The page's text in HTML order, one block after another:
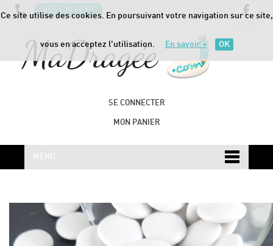
Ce site utilise des cookies. En poursuivant votre navigation sur ce site,
vous en acceptez l'utilisation. En savoir + OK
05 55 34 49 70
SE CONNECTER
MON PANIER
MENU